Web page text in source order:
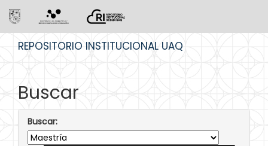
REPOSITORIO INSTITUCIONAL UAQ
Buscar
Buscar: